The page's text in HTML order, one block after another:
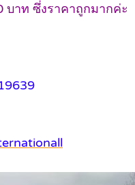
บาท ซึ่งราคาถูกมากค่ะ